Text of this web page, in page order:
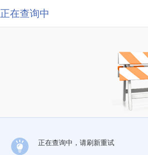
正在查询中
正在查询中，请刷新重试